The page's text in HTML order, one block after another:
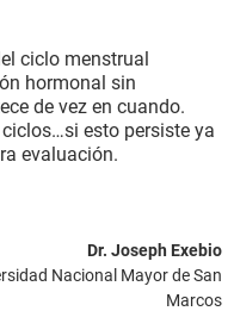
ciclo menstrual
hormonal sin
de vez en cuando.
esto persiste ya
evaluación.
Dr. Joseph Exebio
Nacional Mayor de San
Marcos